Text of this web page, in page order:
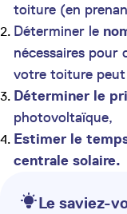
toiture (en
Déterminer le
nécessaires
votre toiture
Déterminer le
photovoltaïque,
Estimer le
centrale solaire.
Le saviez-